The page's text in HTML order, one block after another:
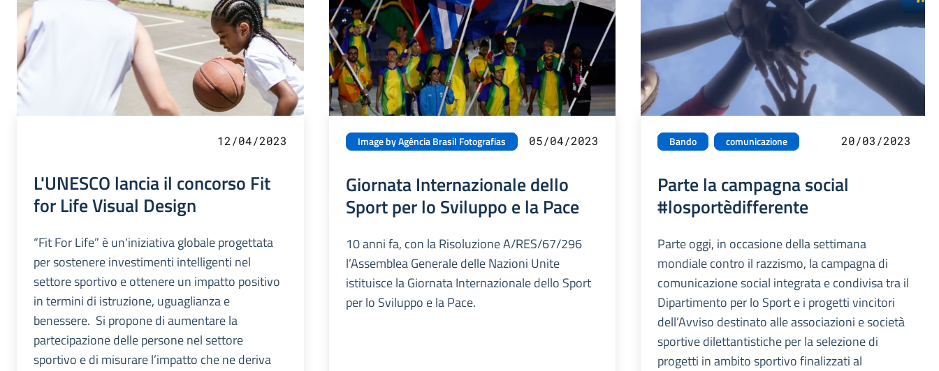
12/04/2023
L'UNESCO lancia il concorso Fit
for Life Visual Design
“Fit For Life” è un'iniziativa globale progettata
per sostenere investimenti intelligenti nel
settore sportivo e ottenere un impatto positivo
in termini di istruzione, uguaglianza e
benessere. Si propone di aumentare la
partecipazione delle persone nel settore
sportivo e di misurare l’impatto che ne deriva
Image by Agência Brasil Fotografias 05/04/2023
Giornata Internazionale dello
Sport per lo Sviluppo e la Pace
10 anni fa, con la Risoluzione A/RES/67/296
l’Assemblea Generale delle Nazioni Unite
istituisce la Giornata Internazionale dello Sport
per lo Sviluppo e la Pace.
Bando comunicazione 20/03/2023
Parte la campagna social
#losportèdifferente
Parte oggi, in occasione della settimana
mondiale contro il razzismo, la campagna di
comunicazione social integrata e condivisa tra il
Dipartimento per lo Sport e i progetti vincitori
dell’Avviso destinato alle associazioni e società
sportive dilettantistiche per la selezione di
progetti in ambito sportivo finalizzati al